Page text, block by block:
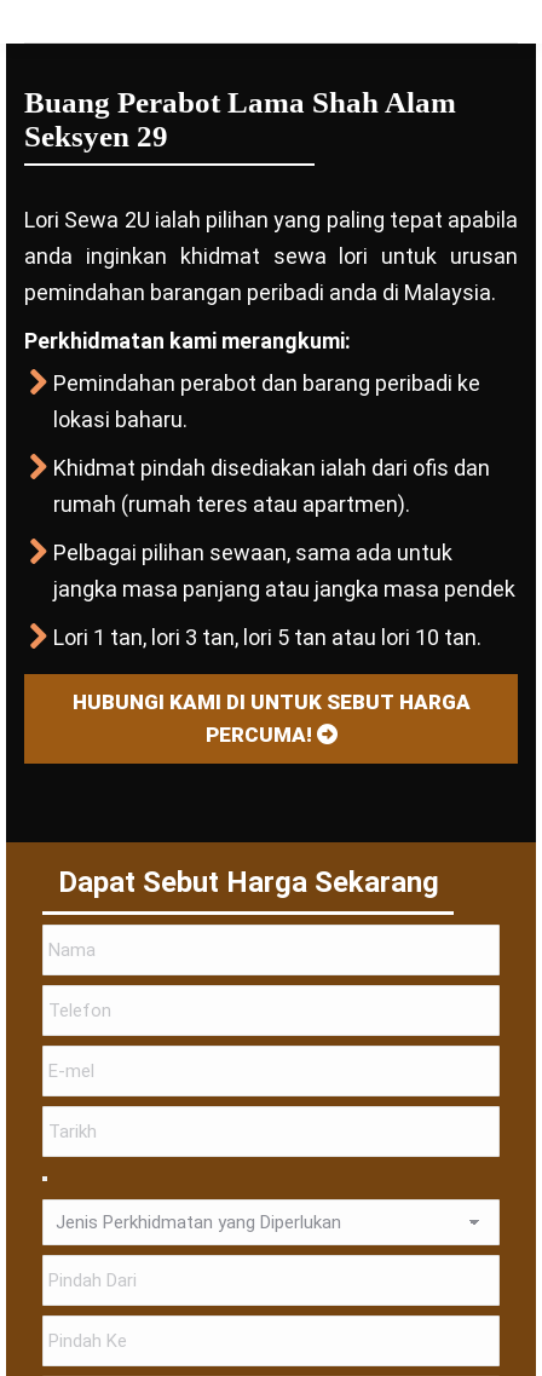
Buang Perabot Lama Shah Alam
Seksyen 29
Lori Sewa 2U ialah pilihan yang paling tepat apabila
anda inginkan khidmat sewa lori untuk urusan
pemindahan barangan peribadi anda di Malaysia.
Perkhidmatan kami merangkumi:
Pemindahan perabot dan barang peribadi ke
lokasi baharu.
Khidmat pindah disediakan ialah dari ofis dan
rumah (rumah teres atau apartmen).
Pelbagai pilihan sewaan, sama ada untuk
jangka masa panjang atau jangka masa pendek
Lori 1 tan, lori 3 tan, lori 5 tan atau lori 10 tan.
HUBUNGI KAMI DI UNTUK SEBUT HARGA
PERCUMA!
Dapat Sebut Harga Sekarang